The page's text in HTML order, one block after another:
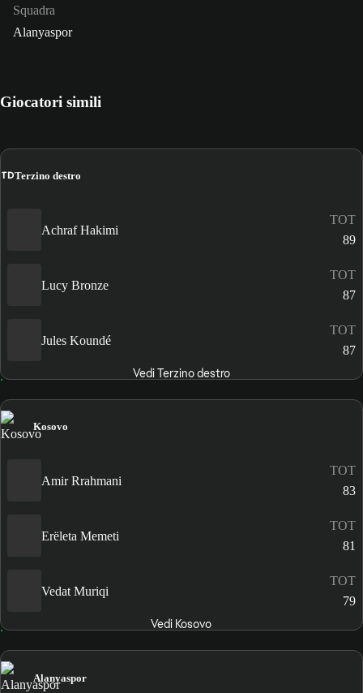
Squadra
Alanyaspor
Giocatori simili
TDTerzino destro
Achraf Hakimi
TOT
89
Lucy Bronze
TOT
87
Jules Koundé
TOT
87
Vedi Terzino destro
Kosovo
Amir Rrahmani
TOT
83
Erëleta Memeti
TOT
81
Vedat Muriqi
TOT
79
Vedi Kosovo
Alanyaspor